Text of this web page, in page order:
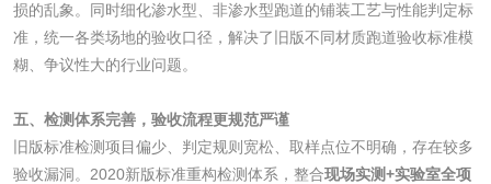
损的乱象。同时细化渗水型、非渗水型跑道的铺装工艺与性能判定标
准，统一各类场地的验收口径，解决了旧版不同材质跑道验收标准模
糊、争议性大的行业问题。
五、检测体系完善，验收流程更规范严谨
旧版标准检测项目偏少、判定规则宽松、取样点位不明确，存在较多
验收漏洞。2020新版标准重构检测体系，整合现场实测+实验室全项
墨检测
陶瓷颜料检测
油墨成分分析
玻璃画颜料检测
测
水性印刷油墨检测